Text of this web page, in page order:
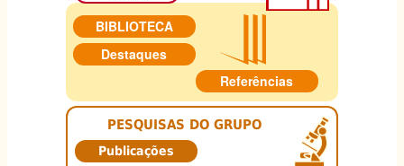
BIBLIOTECA
Destaques
Referências
PESQUISAS DO GRUPO
Publicações